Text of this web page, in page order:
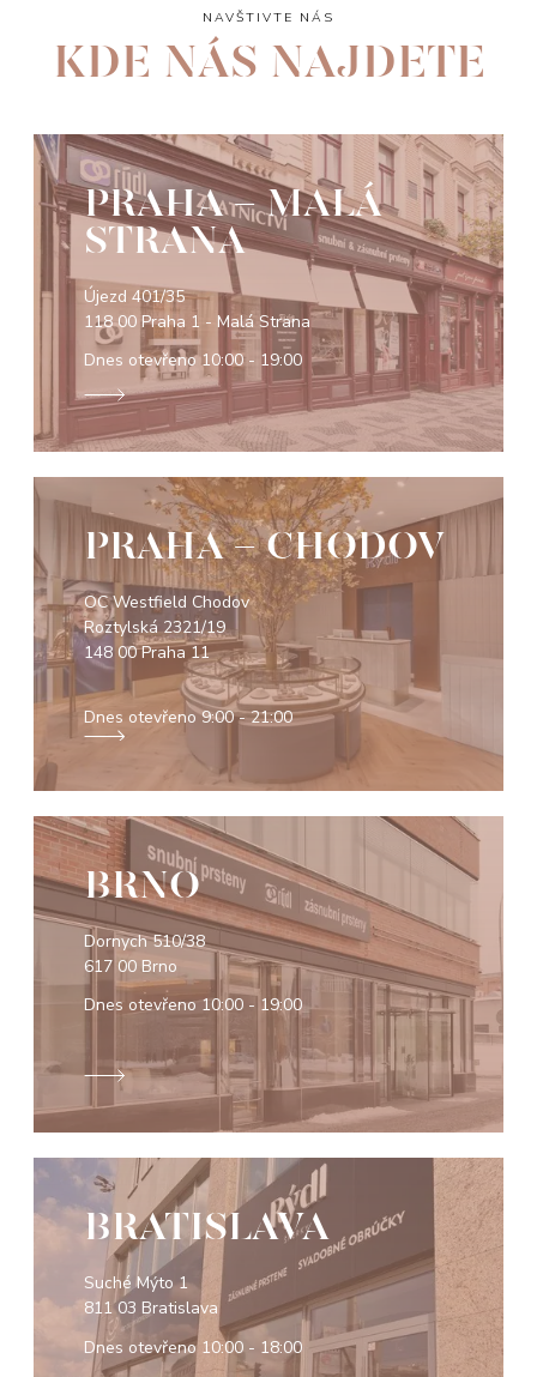
NAVŠTIVTE NÁS
KDE NÁS NAJDETE
PRAHA - MALÁ
STRANA
Újezd 401/35
118 00 Praha 1 - Malá Strana
Dnes otevřeno10:00 - 19:00
PRAHA - CHODOV
OC Westfield Chodov
Roztylská 2321/19
148 00 Praha 11
Dnes otevřeno9:00 - 21:00
BRNO
Dornych 510/38
617 00 Brno
Dnes otevřeno10:00 - 19:00
BRATISLAVA
Suché Mýto 1
811 03 Bratislava
Dnes otevřeno 10:00 - 18:00